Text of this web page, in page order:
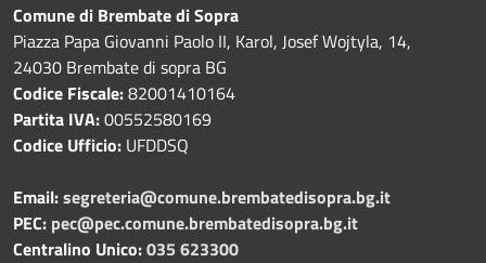
Comune di Brembate di Sopra
Piazza Papa Giovanni Paolo II, Karol, Josef Wojtyla, 14,
24030 Brembate di sopra BG
Codice Fiscale:82001410164
Partita IVA:00552580169
Codice Ufficio: UFDDSQ
Email:segreteria@comune.brembatedisopra.bg.it
PEC: pec@pec.comune.brembatedisopra.bg.it
Centralino Unico:035 623300